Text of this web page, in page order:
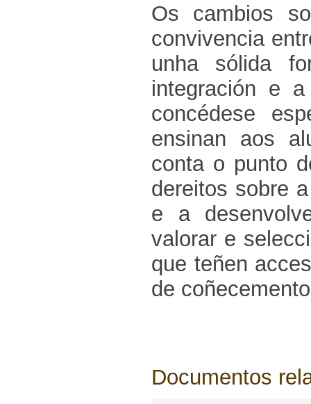
Os cambios
convivencia
unha sólida
integración e
concédese
ensinan aos
conta o punto
dereitos sobre
e a
valorar e
que teñen
de
Documentos